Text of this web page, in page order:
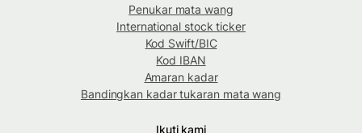
Penukar mata wang
International stock ticker
Kod Swift/BIC
Kod IBAN
Amaran kadar
Bandingkan kadar tukaran mata wang
Ikuti kami